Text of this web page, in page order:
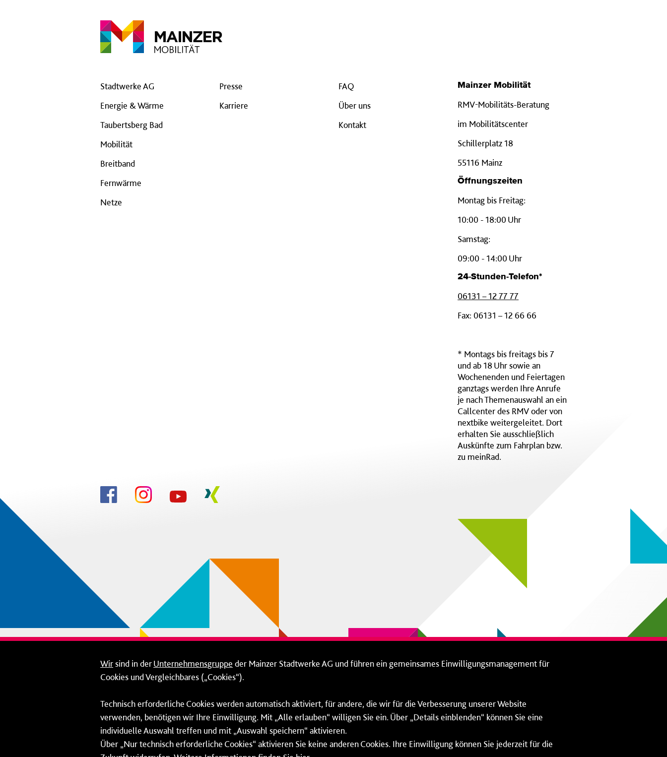
Stadtwerke AG
Energie & Wärme
Taubertsberg Bad
Mobilität
Breitband
Fernwärme
Netze
Presse
Karriere
FAQ
Über uns
Kontakt
Mainzer Mobilität
RMV-Mobilitäts-Beratung
im Mobilitätscenter
Schillerplatz 18
55116 Mainz
Öffnungszeiten
Montag bis Freitag:
10:00 - 18:00 Uhr
Samstag:
09:00 - 14:00 Uhr
24-Stunden-Telefon*
06131 – 12 77 77
Fax: 06131 – 12 66 66
* Montags bis freitags bis 7
und ab 18 Uhr sowie an
Wochenenden und Feiertagen
ganztags werden Ihre Anrufe
je nach Themenauswahl an ein
Callcenter des RMV oder von
nextbike weitergeleitet. Dort
erhalten Sie ausschließlich
Auskünfte zum Fahrplan bzw.
zu meinRad.
Wirsind in derUnternehmensgruppe der Mainzer Stadtwerke AG und führen ein gemeinsames Einwilligungsmanagement für
Cookies und Vergleichbares („Cookies“).
Technisch erforderliche Cookies werden automatisch aktiviert, für andere, die wir für die Verbesserung unserer Website
verwenden, benötigen wir Ihre Einwilligung. Mit „Alle erlauben“ willigen Sie ein. Über „Details einblenden“ können Sie eine
individuelle Auswahl treffen und mit „Auswahl speichern“ aktivieren.
Über „Nur technisch erforderliche Cookies“ aktivieren Sie keine anderen Cookies. Ihre Einwilligung können Sie jederzeit für die